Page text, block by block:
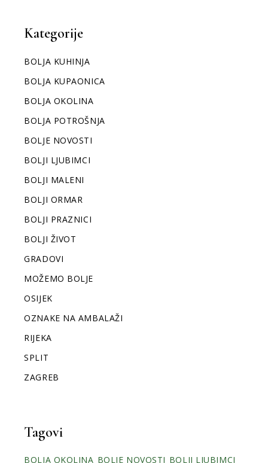
Kategorije
BOLJA KUHINJA
BOLJA KUPAONICA
BOLJA OKOLINA
BOLJA POTROŠNJA
BOLJE NOVOSTI
BOLJI LJUBIMCI
BOLJI MALENI
BOLJI ORMAR
BOLJI PRAZNICI
BOLJI ŽIVOT
GRADOVI
MOŽEMO BOLJE
OSIJEK
OZNAKE NA AMBALAŽI
RIJEKA
SPLIT
ZAGREB
Tagovi
BOLJA OKOLINA BOLJE NOVOSTI BOLJI LJUBIMCI